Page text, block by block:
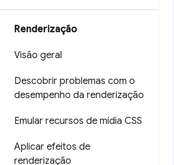
Renderização
Visão geral
Descobrir problemas com o
desempenho da renderização
Emular recursos de mídia CSS
Aplicar efeitos de
renderização